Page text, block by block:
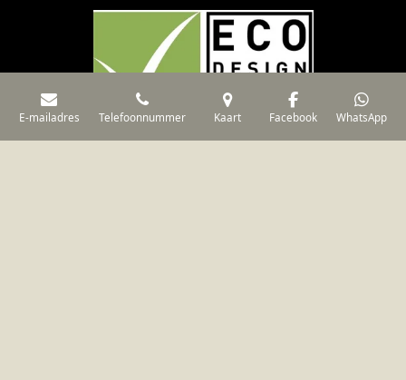
E-mailadres Telefoonnummer Kaart Facebook WhatsApp